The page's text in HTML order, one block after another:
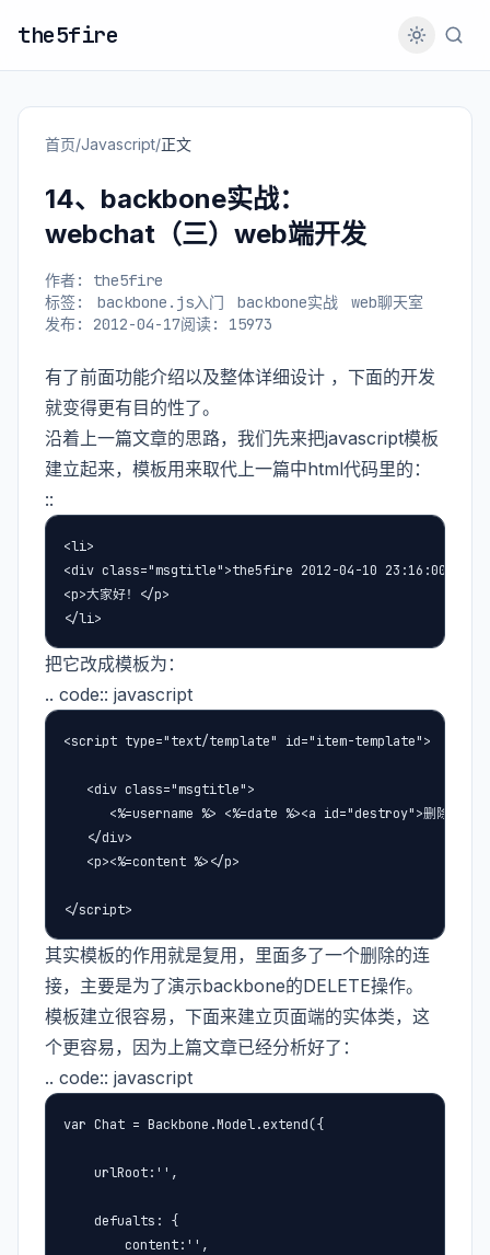
the5fire
首页/Javascript/正文
14、backbone实战：
webchat（三）web端开发
作者: the5fire
标签:
backbone.js入门 backbone实战
web聊天室
发布: 2012-04-17阅读: 15973
有了前面功能介绍以及整体详细设计 ，下面的开发
就变得更有目的性了。
沿着上一篇文章的思路，我们先来把javascript模板
建立起来，模板用来取代上一篇中html代码里的：
::
<li>
<div class="msgtitle">the5fire 2012-04-10 23:16:00</
<p>大家好！</p>
</li>
把它改成模板为：
.. code:: javascript
<script type="text/template" id="item-template">
   <div class="msgtitle">
      <%=username %> <%=date %><a id="destroy">删除</a>
   </div>
   <p><%=content %></p>
</script>
其实模板的作用就是复用，里面多了一个删除的连
接，主要是为了演示backbone的DELETE操作。
模板建立很容易，下面来建立页面端的实体类，这
个更容易，因为上篇文章已经分析好了：
.. code:: javascript
var Chat = Backbone.Model.extend({
    urlRoot:'',
    defualts: {
        content:'',